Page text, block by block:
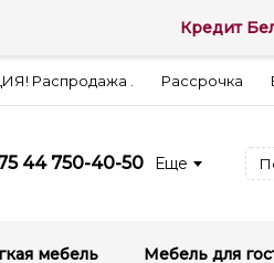
Распродажа . Рассрочка
44 750-40-50 Еще
мебель Мебель для
Кредит